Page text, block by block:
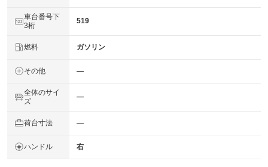
車台番号下
3桁
519
燃料 ガソリン
その他 ―
全体のサイ
ズ
―
荷台寸法 ―
ハンドル 右